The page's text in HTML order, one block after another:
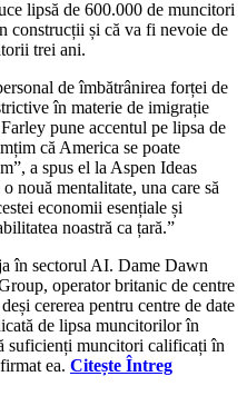
lipsă de 600.000 de muncitori
construcții și că va fi nevoie de
trei ani.
de îmbătrânirea forței de
în materie de imigrație
pune accentul pe lipsa de
că America se poate
a spus el la Aspen Ideas
nouă mentalitate, una care să
economii esențiale și
noastră ca țară.”
în sectorul AI. Dame Dawn
operator britanic de centre
cererea pentru centre de date
de lipsa muncitorilor în
suficienți muncitori calificați în
ea. Citește Întreg